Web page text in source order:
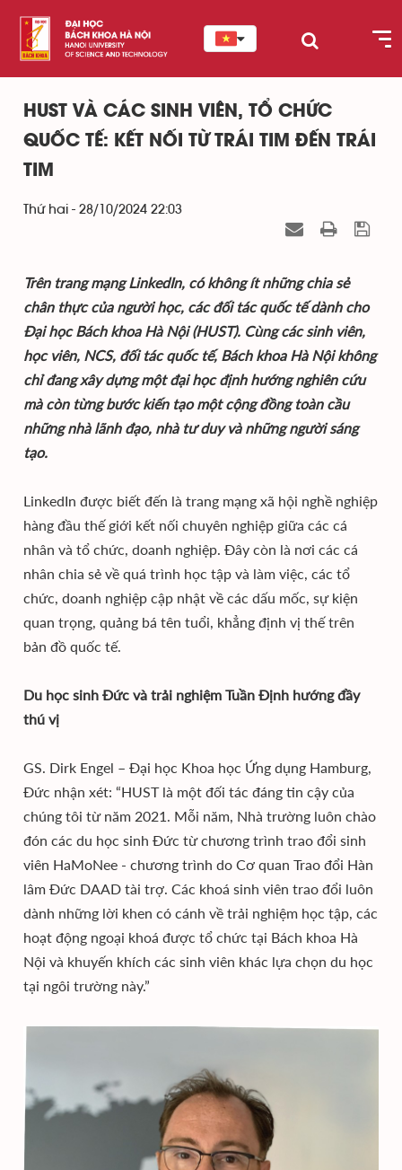
HUST VÀ CÁC SINH VIÊN, TỔ CHỨC
QUỐC TẾ: KẾT NỐI TỪ TRÁI TIM ĐẾN TRÁI
TIM
Thứ hai - 28/10/2024 22:03
Trên trang mạng LinkedIn, có không ít những chia sẻ
chân thực của người học, các đối tác quốc tế dành cho
Đại học Bách khoa Hà Nội (HUST). Cùng các sinh viên,
học viên, NCS, đối tác quốc tế, Bách khoa Hà Nội không
chỉ đang xây dựng một đại học định hướng nghiên cứu
mà còn từng bước kiến tạo một cộng đồng toàn cầu
những nhà lãnh đạo, nhà tư duy và những người sáng
tạo.
LinkedIn được biết đến là trang mạng xã hội nghề nghiệp
hàng đầu thế giới kết nối chuyên nghiệp giữa các cá
nhân và tổ chức, doanh nghiệp. Đây còn là nơi các cá
nhân chia sẻ về quá trình học tập và làm việc, các tổ
chức, doanh nghiệp cập nhật về các dấu mốc, sự kiện
quan trọng, quảng bá tên tuổi, khẳng định vị thế trên
bản đồ quốc tế.
Du học sinh Đức và trải nghiệm Tuần Định hướng đầy
thú vị
GS. Dirk Engel – Đại học Khoa học Ứng dụng Hamburg,
Đức nhận xét: “HUST là một đối tác đáng tin cậy của
chúng tôi từ năm 2021. Mỗi năm, Nhà trường luôn chào
đón các du học sinh Đức từ chương trình trao đổi sinh
viên HaMoNee - chương trình do Cơ quan Trao đổi Hàn
lâm Đức DAAD tài trợ. Các khoá sinh viên trao đổi luôn
dành những lời khen có cánh về trải nghiệm học tập, các
hoạt động ngoại khoá được tổ chức tại Bách khoa Hà
Nội và khuyến khích các sinh viên khác lựa chọn du học
tại ngôi trường này.”